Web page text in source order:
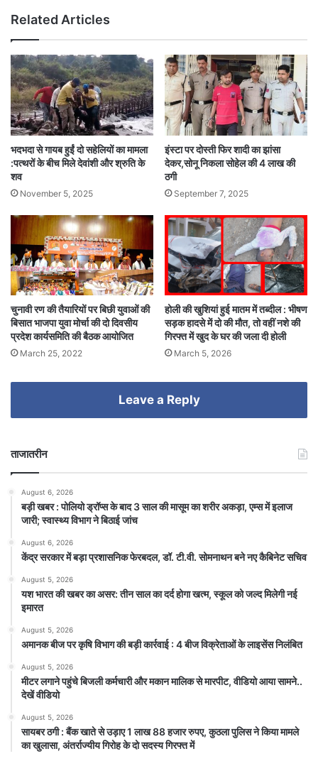
Related Articles
भदभदा से गायब हुईं दो सहेलियों का मामला
:पत्थरों के बीच मिले देवांशी और श्रुति के
शव
November 5, 2025
इंस्टा पर दोस्ती फिर शादी का झांसा
देकर,सोनू निकला सोहेल की 4 लाख की
ठगी
September 7, 2025
चुनावी रण की तैयारियों पर बिछी युवाओं की
बिसात भाजपा युवा मोर्चा की दो दिवसीय
प्रदेश कार्यसमिति की बैठक आयोजित
March 25, 2022
होली की खुशियां हुई मातम में तब्दील : भीषण
सड़क हादसे में दो की मौत, तो वहीं नशे की
गिरफ्त में खुद के घर की जला दी होली
March 5, 2026
Leave a Reply
ताजातरीन
August 6, 2026
बड़ी खबर : पोलियो ड्रॉप्स के बाद 3 साल की मासूम का शरीर अकड़ा, एम्स में इलाज
जारी; स्वास्थ्य विभाग ने बिठाई जांच
August 6, 2026
केंद्र सरकार में बड़ा प्रशासनिक फेरबदल, डॉ. टी.वी. सोमनाथन बने नए कैबिनेट सचिव
August 5, 2026
यश भारत की खबर का असर: तीन साल का दर्द होगा खत्म, स्कूल को जल्द मिलेगी नई
इमारत
August 5, 2026
अमानक बीज पर कृषि विभाग की बड़ी कार्रवाई : 4 बीज विक्रेताओं के लाइसेंस निलंबित
August 5, 2026
मीटर लगाने पहुंचे बिजली कर्मचारी और मकान मालिक से मारपीट, वीडियो आया सामने..
देखें वीडियो
August 5, 2026
सायबर ठगी : बैंक खाते से उड़ाए 1 लाख 88 हजार रुपए, कुठला पुलिस ने किया मामले
का खुलासा, अंतर्राज्यीय गिरोह के दो सदस्य गिरफ्त में